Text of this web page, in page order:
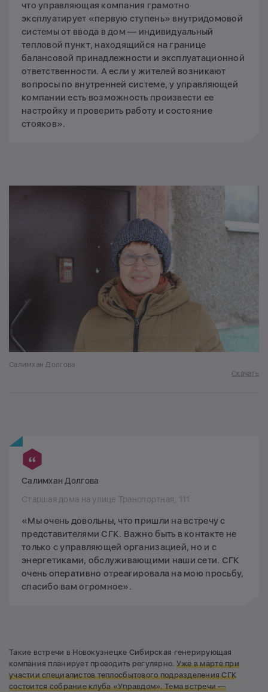
что управляющая компания грамотно
эксплуатирует «первую ступень» внутридомовой
системы от ввода в дом — индивидуальный
тепловой пункт, находящийся на границе
балансовой принадлежности и эксплуатационной
ответственности. А если у жителей возникают
вопросы по внутренней системе, у управляющей
компании есть возможность произвести ее
настройку и проверить работу и состояние
стояков».
Салимхан Долгова
Скачать
Салимхан Долгова
Старшая дома на улице Транспортная, 111
«Мы очень довольны, что пришли на встречу с
представителями СГК. Важно быть в контакте не
только с управляющей организацией, но и с
энергетиками, обслуживающими наши сети. СГК
очень оперативно отреагировала на мою просьбу,
спасибо вам огромное».
Такие встречи в Новокузнецке Сибирская генерирующая
компания планирует проводить регулярно. Уже в марте при
участии специалистов теплосбытового подразделения СГК
состоится собрание клуба «Управдом». Тема встречи —